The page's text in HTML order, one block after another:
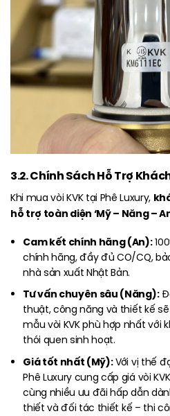
3.2. Chính Sách Hỗ Trợ
Khi mua vòi KVK tại Phê Luxury,
hỗ trợ toàn diện ‘Mỹ – Năng –
Cam kết chính hãng (An):
chính hãng, đầy đủ CO/CQ,
nhà sản xuất Nhật Bản.
Tư vấn chuyên sâu (Năng):
thuật, công năng và thiết kế
mẫu vòi KVK phù hợp nhất với
thói quen sinh hoạt.
Giá tốt nhất (Mỹ):Với vị thế
Phê Luxury cung cấp giá vòi
cùng nhiều ưu đãi hấp dẫn
thiết và đối tác thiết kế – thi